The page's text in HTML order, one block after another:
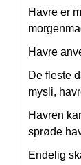
Havre er
Havre
De fleste
mysli,
Havren
sprøde
Endelig